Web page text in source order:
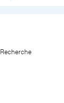
Recherche